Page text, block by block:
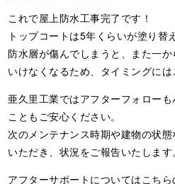
これで屋上防水工事完了です！
トップコートは5年くらいが塗り替
防水層が傷んでしまうと、また一
いけなくなるため、タイミングには
亜久里工業ではアフターフォロー
こともご安心ください。
次のメンテナンス時期や建物の状
いただき、状況をご報告いたします。
アフターサポートについてはこちら